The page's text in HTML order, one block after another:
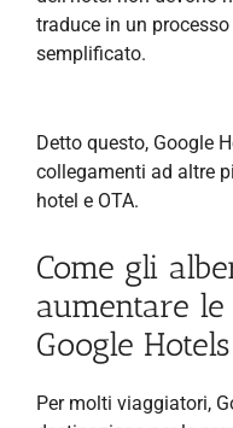
traduce in un
semplificato.
Detto questo, Google
collegamenti ad altre
hotel e OTA.
Come gli
aumentare
Google Hotels
Per molti viaggiatori,